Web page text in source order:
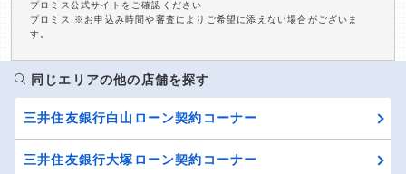
プロミス公式サイトをご確認ください
プロミス ※お申込み時間や審査によりご希望に添えない場合がございま
す。
同じエリアの他の店舗を探す
三井住友銀行白山ローン契約コーナー
三井住友銀行大塚ローン契約コーナー